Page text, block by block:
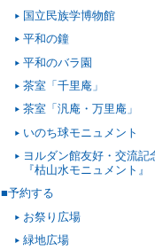
国立民族学博物館
平和の鐘
平和のバラ園
茶室「千里庵」
茶室「汎庵・万里庵」
いのち球モニュメント
ヨルダン館友好・交流記
『枯山水モニュメント』
■予約する
お祭り広場
緑地広場